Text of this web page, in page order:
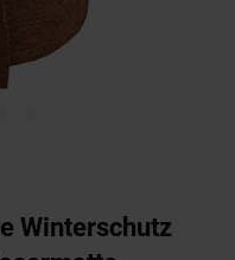
Winterschutz